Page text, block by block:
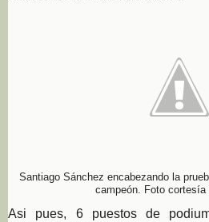
Santiago Sánchez encabezando la
campeón. Foto cortesía
Asi pues, 6 puestos de